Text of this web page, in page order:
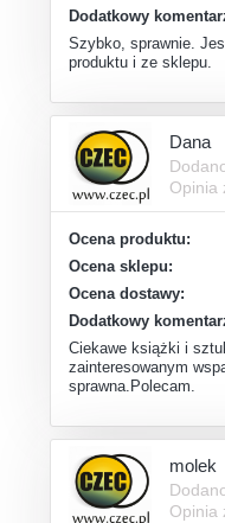
Dodatkowy
Szybko, sprawnie.
produktu i ze sklepu.
Dana
Opinia
Ocena produktu:
Ocena sklepu:
Ocena dostawy:
Dodatkowy
Ciekawe książki i
zainteresowanym
sprawna.Polecam.
molek
Opinia